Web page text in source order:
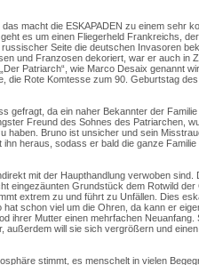
macht die ESKAPADEN zu einem sehr
es um einen Fliegerheld Frankreichs,
Seite die deutschen Invasoren
und Franzosen dekoriert, war er auch in
Patriarch“, wie Marco Desaix genannt
die Rote Komtesse zum 90. Geburtstag
gefragt, da ein naher Bekannter der
Freund des Sohnes des Patriarchen,
haben. Bruno ist unsicher und sein
heraus, sodass er bald die ganze Familie
mit der Haupthandlung verwoben sind.
eingezäunten Grundstück dem Rotwild der
extrem zu und führt zu Unfällen. Dies
schon viel um die Ohren, da kann er
ihrer Mutter einen mehrfachen Neuanfang.
außerdem will sie sich vergrößern und
stimmt, es menschelt in vielen